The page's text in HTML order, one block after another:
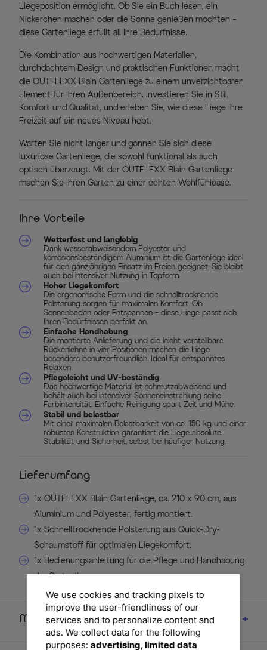
Liegeposition ermöglicht. Ob Sie ein Buch lesen, ein
Nickerchen machen oder die Sonne genießen möchten –
diese Gartenliege erfüllt all Ihre Bedürfnisse.
Die Kombination aus hochwertigen Materialien,
durchdachtem Design und praktischen Funktionen macht
die OUTFLEXX Blain Gartenliege zu einem unverzichtbaren
Element für Ihren Außenbereich. Investieren Sie in Stil,
Komfort und Qualität, und erleben Sie, wie diese Liege Ihre
Freizeit auf ein neues Niveau hebt.
Warten Sie nicht länger und gönnen Sie sich diese
luxuriöse Gartenliege, die sowohl funktional als auch
optisch überzeugt. Mit der OUTFLEXX Blain Gartenliege
machen Sie Ihren Garten zu einer echten Wohlfühloase.
Ihre Vorteile
Wetterfest und langlebig
Dank wasserabweisendem Polyester und
korrosionsbeständigem Aluminium ist die Gartenliege ideal
für den ganzjährigen Einsatz im Freien geeignet. Sie bleibt
auch bei intensiver Nutzung in Topform.
Hoher Liegekomfort
Die ergonomische Form und die schnelltrocknende
Polsterung sorgen für maximalen Komfort. Ob
Sonnenbaden oder Entspannen – diese Liege passt sich
Ihren Bedürfnissen perfekt an.
Einfache Handhabung
Die montierte Anlieferung und die leicht verstellbare
Rückenlehne in vier Positionen machen die Liege
besonders benutzerfreundlich. Ideal für entspanntes
Relaxen.
Pflegeleicht und UV-beständig
Das hochwertige Material ist schmutzabweisend und
behält auch bei intensiver Sonneneinstrahlung seine
Farbintensität. Einfache Reinigung spart Zeit und Mühe.
Stabil und belastbar
Mit einer maximalen Belastbarkeit von ca. 150 kg und einer
robusten Konstruktion garantiert die Liege absolute
Stabilität und Sicherheit, selbst bei häufiger Nutzung.
Lieferumfang
1x OUTFLEXX Blain Gartenliege, ca. 210 x 90 cm, aus
Aluminium und Polyester, fertig montiert.
1x Schnelltrocknende Polsterung aus Quick-Dry-
Schaumstoff für optimalen Liegekomfort.
1x Bedienungsanleitung für die Pflege und Handhabung
der Gartenliege.
Maße
We use cookies and tracking pixels to
improve the user-friendliness of our
services and to personalize content and
ads. We collect data for the following
purposes: advertising, limited data